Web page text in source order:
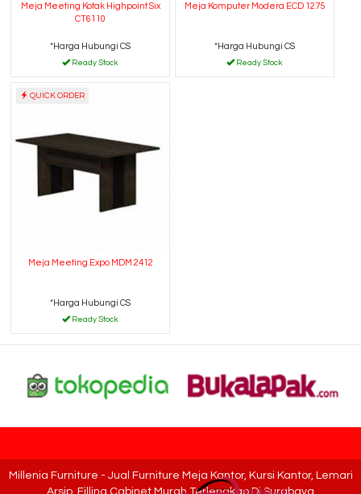
Meja Meeting Kotak Highpoint Six
CT6110
*Harga Hubungi CS
Ready Stock
Meja Komputer Modera ECD 1275
*Harga Hubungi CS
Ready Stock
QUICK ORDER
Meja Meeting Expo MDM 2412
*Harga Hubungi CS
Ready Stock
Millenia Furniture - Jual Furniture Meja Kantor, Kursi Kantor, Lemari
Arsip, Filling Cabinet Murah Terlengkap Di Surabaya